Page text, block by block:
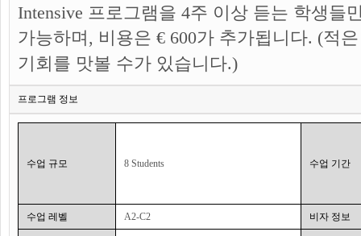
Intensive 프로그램을 4주 이상 듣는 학생들
가능하며, 비용은 € 600가 추가됩니다. (적
기회를 맛볼 수가 있습니다.)
프로그램 정보
수업 규모 8 Students 수업 기간
수업 레벨 A2-C2 비자 정보